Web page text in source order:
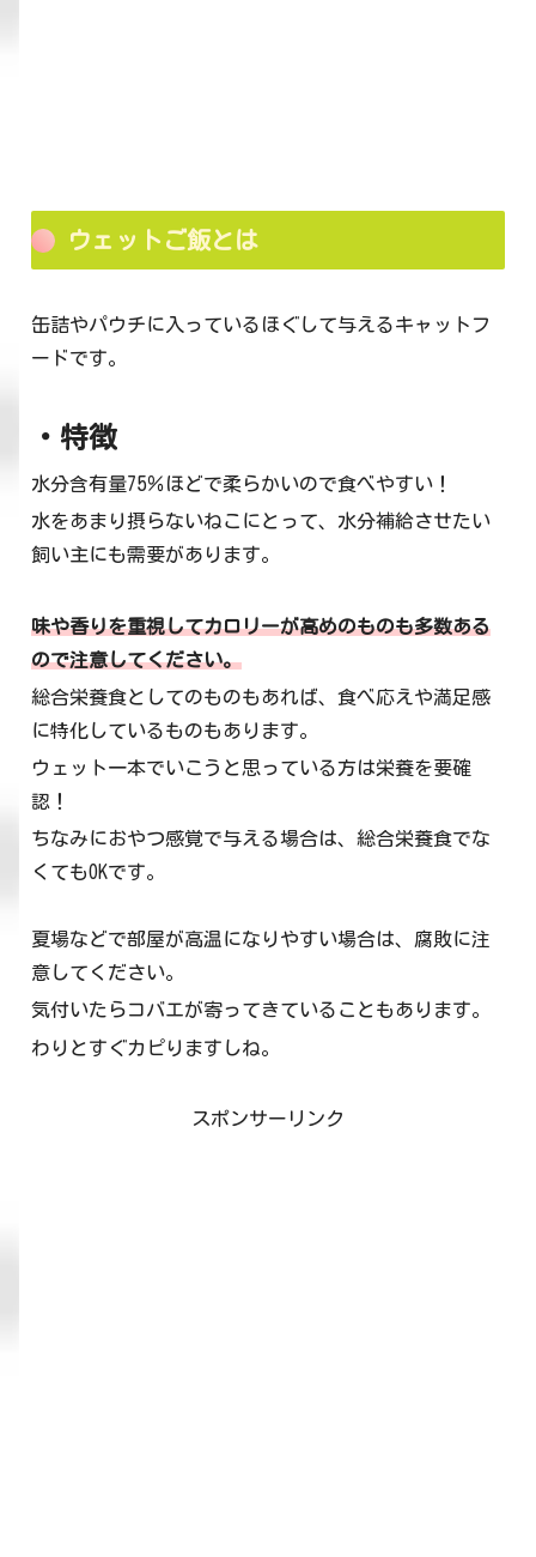
ウェットご飯とは
缶詰やパウチに入っているほぐして与えるキャットフ
ードです。
・特徴
水分含有量75％ほどで柔らかいので食べやすい！
水をあまり摂らないねこにとって、水分補給させたい
飼い主にも需要があります。
味や香りを重視してカロリーが高めのものも多数ある
ので注意してください。
総合栄養食としてのものもあれば、食べ応えや満足感
に特化しているものもあります。
ウェット一本でいこうと思っている方は栄養を要確
認！
ちなみにおやつ感覚で与える場合は、総合栄養食でな
くてもOKです。
夏場などで部屋が高温になりやすい場合は、腐敗に注
意してください。
気付いたらコバエが寄ってきていることもあります。
わりとすぐカピりますしね。
スポンサーリンク